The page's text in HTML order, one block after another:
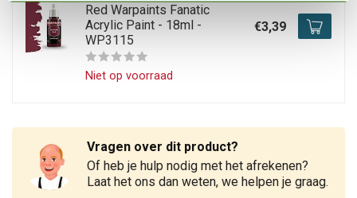
Red Warpaints Fanatic
Acrylic Paint - 18ml -
WP3115
Niet op voorraad
€3,39
Vragen over dit product?
Of heb je hulp nodig met het afrekenen?
Laat het ons dan weten, we helpen je graag.